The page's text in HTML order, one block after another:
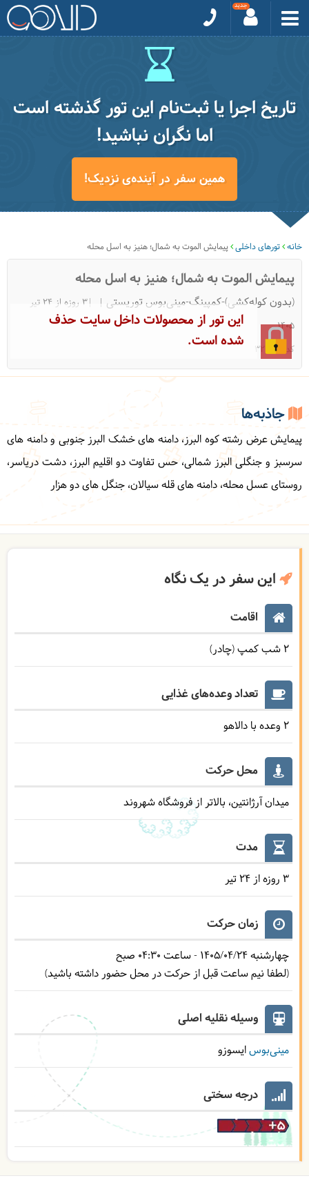
تاریخ اجرا یا ثبت‌نام این تور گذشته است
اما نگران نباشید!
همین سفر در آینده‌ی نزدیک!
خانه تورهای داخلی پیمایش الموت به شمال؛ هنیز به اسل محله
پیمایش الموت به شمال؛ هنیز به اسل محله
(بدون کوله‌کشی)-کمپینگ-مینی‌بوس توریستی
|3 روزه از 24 تیر
1405
کد: 32767
این تور از محصولات داخل سایت حذف
شده است.
جاذبه‌ها
پیمایش عرض رشته کوه البرز، دامنه های خشک البرز جنوبی و دامنه های
سرسبز و جنگلی البرز شمالی، حس تفاوت دو اقلیم البرز، دشت دریاسر،
روستای عسل محله، دامنه های قله سیالان، جنگل های دو هزار
این سفر در یک نگاه
اقامت
2 شب کمپ (چادر)
تعداد وعده‌های غذایی
2 وعده با دالاهو
محل حرکت
میدان آرژانتین، بالاتر از فروشگاه شهروند
مدت
3 روزه از 24 تیر
زمان حرکت
چهارشنبه1405/04/24 - ساعت 04:30 صبح
(لطفا نیم ساعت قبل از حرکت در محل حضور داشته باشید)
وسیله نقلیه اصلی
مینی‌بوسایسوزو
درجه سختی